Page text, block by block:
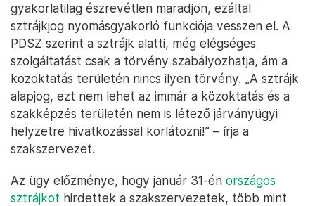
gyakorlatilag észrevétlen maradjon, ezáltal
sztrájkjog nyomásgyakorló funkciója vesszen el. A
PDSZ szerint a sztrájk alatti, még elégséges
szolgáltatást csak a törvény szabályozhatja, ám a
közoktatás területén nincs ilyen törvény. „A sztrájk
alapjog, ezt nem lehet az immár a közoktatás és a
szakképzés területén nem is létező járványügyi
helyzetre hivatkozással korlátozni!” – írja a
szakszervezet.
Az ügy előzménye, hogy január 31-én országos
sztrájkot hirdettek a szakszervezetek, több mint